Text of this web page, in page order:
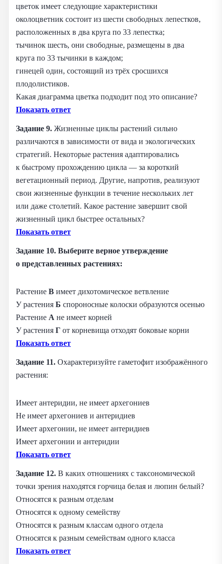
цветок имеет следующие характеристики
околоцветник состоит из шести свободных лепестков,
расположенных в два круга по 33 лепестка;
тычинок шесть, они свободные, размещены в два
круга по 33 тычинки в каждом;
гинецей один, состоящий из трёх сросшихся
плодолистиков.
Какая диаграмма цветка подходит под это описание?
Показать ответ
Задание 9. Жизненные циклы растений сильно
различаются в зависимости от вида и экологических
стратегий. Некоторые растения адаптировались
к быстрому прохождению цикла — за короткий
вегетационный период. Другие, напротив, реализуют
свои жизненные функции в течение нескольких лет
или даже столетий. Какое растение завершит свой
жизненный цикл быстрее остальных?
Показать ответ
Задание 10. Выберите верное утверждение
о представленных растениях:
Растение В имеет дихотомическое ветвление
У растения Б спороносные колоски образуются осенью
Растение А не имеет корней
У растения Г от корневища отходят боковые корни
Показать ответ
Задание 11. Охарактеризуйте гаметофит изображённого
растения:
Имеет антеридии, не имеет архегониев
Не имеет архегониев и антеридиев
Имеет архегонии, не имеет антеридиев
Имеет архегонии и антеридии
Показать ответ
Задание 12. В каких отношениях с таксономической
точки зрения находятся горчица белая и люпин белый?
Относятся к разным отделам
Относятся к одному семейству
Относятся к разным классам одного отдела
Относятся к разным семействам одного класса
Показать ответ